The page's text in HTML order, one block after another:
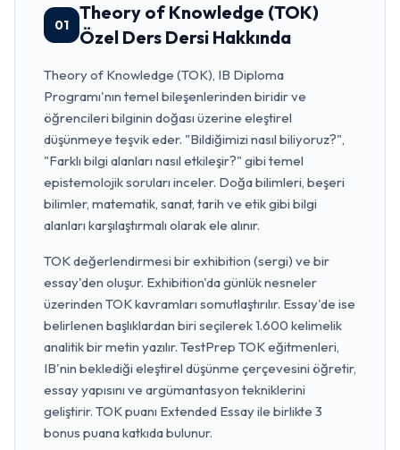
01
Theory of Knowledge (TOK)
Özel Ders Dersi Hakkında
Theory of Knowledge (TOK), IB Diploma
Programı'nın temel bileşenlerinden biridir ve
öğrencileri bilginin doğası üzerine eleştirel
düşünmeye teşvik eder. "Bildiğimizi nasıl biliyoruz?",
"Farklı bilgi alanları nasıl etkileşir?" gibi temel
epistemolojik soruları inceler. Doğa bilimleri, beşeri
bilimler, matematik, sanat, tarih ve etik gibi bilgi
alanları karşılaştırmalı olarak ele alınır.
TOK değerlendirmesi bir exhibition (sergi) ve bir
essay'den oluşur. Exhibition'da günlük nesneler
üzerinden TOK kavramları somutlaştırılır. Essay'de ise
belirlenen başlıklardan biri seçilerek 1.600 kelimelik
analitik bir metin yazılır. TestPrep TOK eğitmenleri,
IB'nin beklediği eleştirel düşünme çerçevesini öğretir,
essay yapısını ve argümantasyon tekniklerini
geliştirir. TOK puanı Extended Essay ile birlikte 3
bonus puana katkıda bulunur.